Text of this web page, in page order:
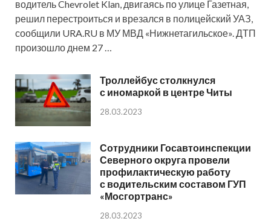
водитель Chevrolet Klan, двигаясь по улице Газетная,
решил перестроиться и врезался в полицейский УАЗ,
сообщили URA.RU в МУ МВД «Нижнетагильское». ДТП
произошло днем 27 …
Троллейбус столкнулся
с иномаркой в центре Читы
28.03.2023
Сотрудники Госавтоинспекции
Северного округа провели
профилактическую работу
с водительским составом ГУП
«Мосгортранс»
28.03.2023